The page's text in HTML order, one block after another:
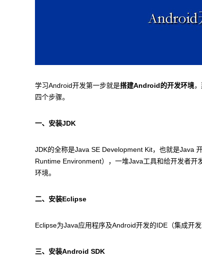
学习Android开发第一步就是搭建Android的开发环境
四个步骤。
一、安装JDK
JDK的全称是Java SE Development Kit，也就是Java
Runtime Environment），一堆Java工具和给开发者
环境。
二、安装Eclipse
Eclipse为Java应用程序及Android开发的IDE（集成开
三、安装Android SDK